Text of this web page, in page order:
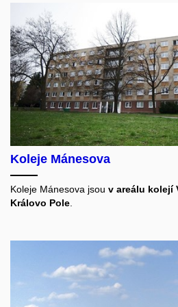
Koleje Mánesova
Koleje Mánesova jsou v areálu kolejí
Královo Pole